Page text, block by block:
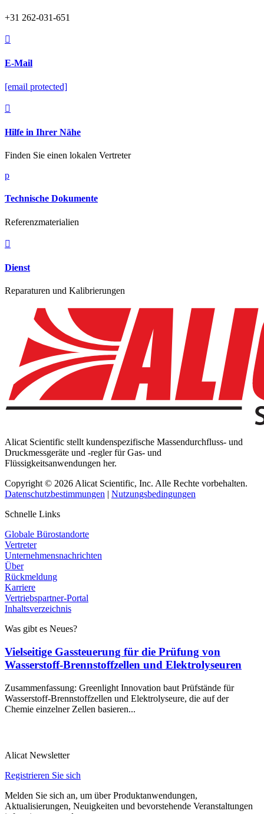
+31 262-031-651

E-Mail
[email protected]

Hilfe in Ihrer Nähe
Finden Sie einen lokalen Vertreter
p
Technische Dokumente
Referenzmaterialien

Dienst
Reparaturen und Kalibrierungen
Alicat Scientific stellt kundenspezifische Massendurchfluss- und
Druckmessgeräte und -regler für Gas- und
Flüssigkeitsanwendungen her.
Copyright © 2026 Alicat Scientific, Inc. Alle Rechte vorbehalten.
Datenschutzbestimmungen | Nutzungsbedingungen
Schnelle Links
Globale Bürostandorte
Vertreter
Unternehmensnachrichten
Über
Rückmeldung
Karriere
Vertriebspartner-Portal
Inhaltsverzeichnis
Was gibt es Neues?
Vielseitige Gassteuerung für die Prüfung von
Wasserstoff-Brennstoffzellen und Elektrolyseuren
Zusammenfassung: Greenlight Innovation baut Prüfstände für
Wasserstoff-Brennstoffzellen und Elektrolyseure, die auf der
Chemie einzelner Zellen basieren...
Alicat Newsletter
Registrieren Sie sich
Melden Sie sich an, um über Produktanwendungen,
Aktualisierungen, Neuigkeiten und bevorstehende Veranstaltungen